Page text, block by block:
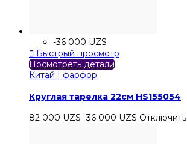
-36 000 UZS
 Быстрый просмотр
Посмотреть детали
Китай | фарфор
Круглая тарелка 22см HS155054
82 000 UZS -36 000 UZS Отключить